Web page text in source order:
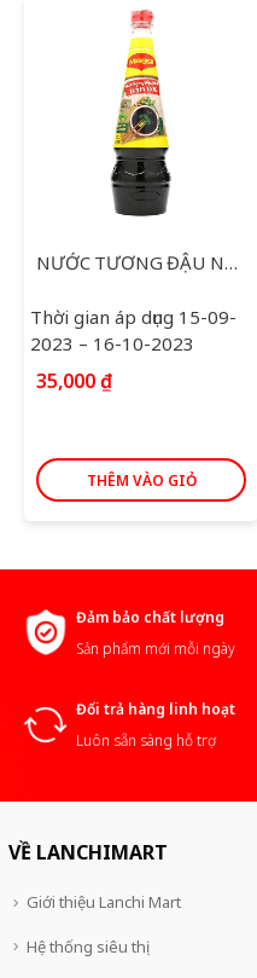
NƯỚC TƯƠNG ĐẬU NÀNH MAGGI 700ML
Thời gian áp dụng 15-09-
2023 – 16-10-2023
35,000₫
THÊM VÀO GIỎ
Đảm bảo chất lượng
Sản phẩm mới mỗi ngày
Đổi trả hàng linh hoạt
Luôn sẵn sàng hỗ trợ
VỀ LANCHIMART
Giới thiệu Lanchi Mart
Hệ thống siêu thị